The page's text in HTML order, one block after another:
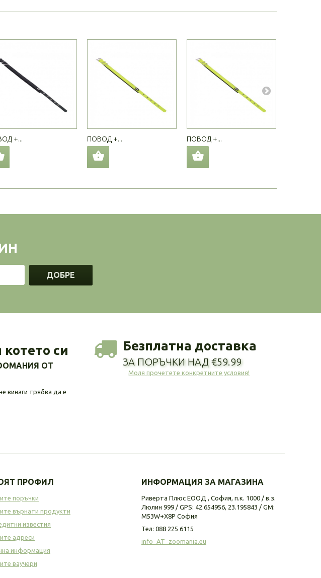
+... ПОВОД +... ПОВОД +...
ДОБРЕ
си
ОТ
винаги трябва да е
Безплатна доставка
ЗА ПОРЪЧКИ НАД €59.99
Моля прочетете конкретните условия!
ПРОФИЛ
поръчки
върнати продукти
известия
адреси
информация
ваучери
ИНФОРМАЦИЯ ЗА МАГАЗИНА
Риверта Плюс ЕООД , София, п.к. 1000 / в.з.
Люлин 999 / GPS: 42.654956, 23.195843 / GM:
M53W+X8P София
Тел: 088 225 6115
info_AT_zoomania.eu